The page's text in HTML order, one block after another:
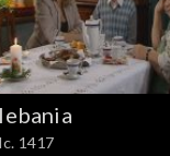
1400
1500
1600
1417